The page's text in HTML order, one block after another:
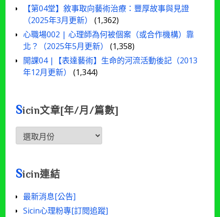
【第04堂】敘事取向藝術治療：豐厚故事與見證
（2025年3月更新）
(1,362)
心職場002 | 心理師為何被個案（或合作機構）靠
北？（2025年5月更新）
(1,358)
開課04 |【表達藝術】生命的河流活動後記（2013
年12月更新）
(1,344)
Sicin文章[年/月/篇數]
Sicin
文
[年/
月/
數]
Sicin連結
最新消息[公告]
Sicin心理粉專[訂閱追蹤]